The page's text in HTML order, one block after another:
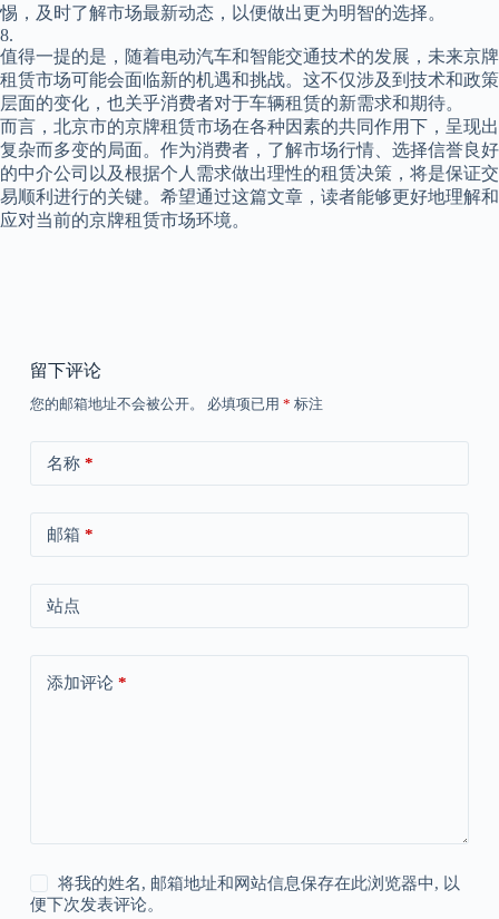
惕，及时了解市场最新动态，以便做出更为明智的选择。
8.
值得一提的是，随着电动汽车和智能交通技术的发展，未来京牌
租赁市场可能会面临新的机遇和挑战。这不仅涉及到技术和政策
层面的变化，也关乎消费者对于车辆租赁的新需求和期待。
而言，北京市的京牌租赁市场在各种因素的共同作用下，呈现出
复杂而多变的局面。作为消费者，了解市场行情、选择信誉良好
的中介公司以及根据个人需求做出理性的租赁决策，将是保证交
易顺利进行的关键。希望通过这篇文章，读者能够更好地理解和
应对当前的京牌租赁市场环境。
留下评论
您的邮箱地址不会被公开。 必填项已用 * 标注
名称*
邮箱 *
站点
添加评论*
将我的姓名, 邮箱地址和网站信息保存在此浏览器中, 以
便下次发表评论。